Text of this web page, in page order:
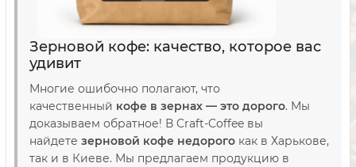
Зерновой кофе: качество, которое вас
удивит
Многие ошибочно полагают, что
качественный кофе в зернах — это дорого. Мы
доказываем обратное! В Craft-Coffee вы
найдете зерновой кофе недорого как в Харькове,
так и в Киеве. Мы предлагаем продукцию в